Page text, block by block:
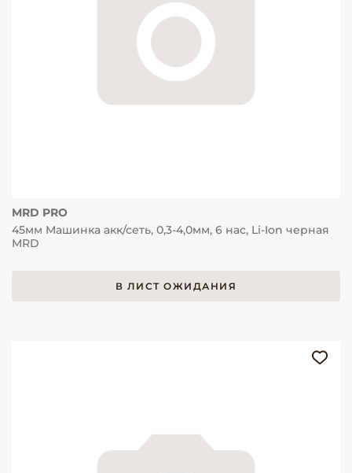
MRD PRO
45мм Машинка акк/сеть, 0,3-4,0мм, 6 нас, Li-Ion черная
MRD
В ЛИСТ ОЖИДАНИЯ